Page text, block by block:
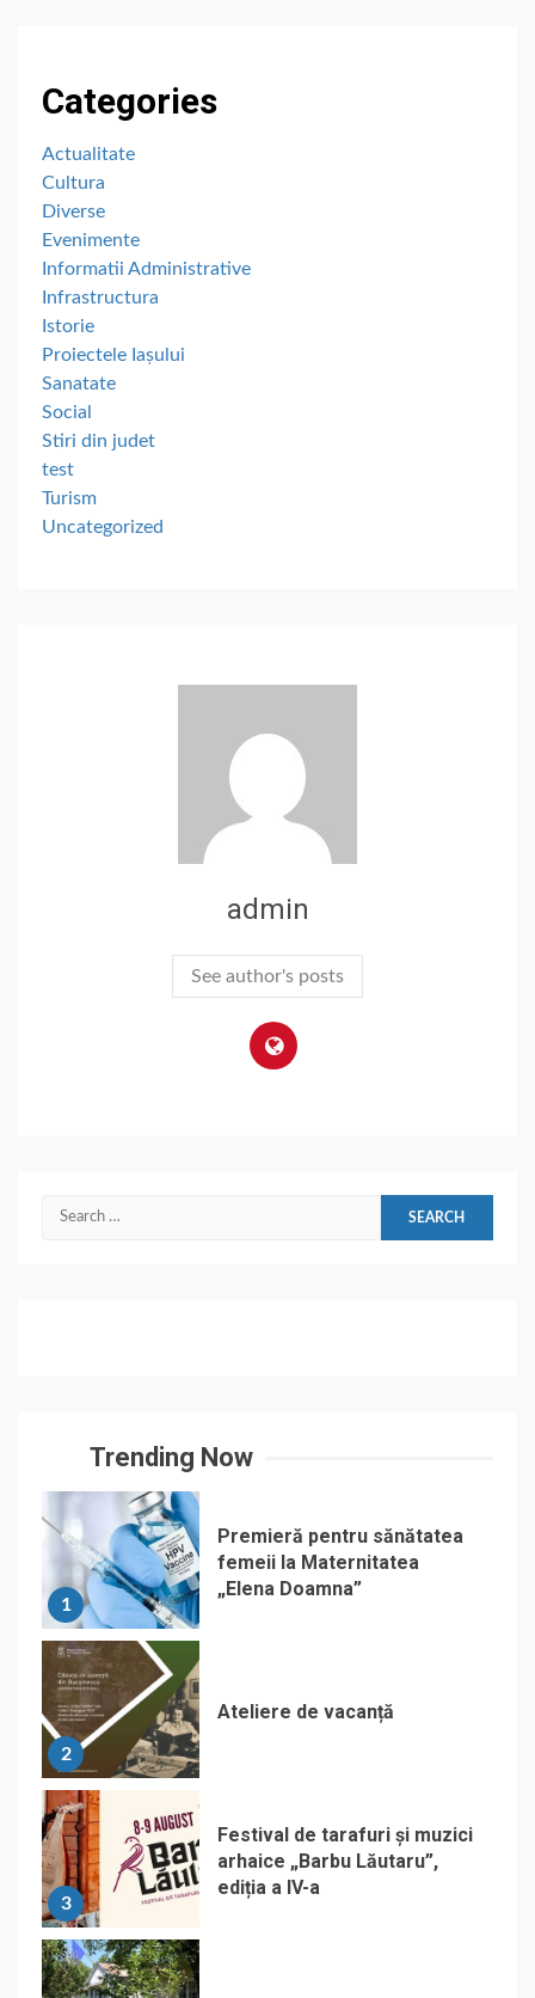
Categories
Actualitate
Cultura
Diverse
Evenimente
Informatii Administrative
Infrastructura
Istorie
Proiectele Iașului
Sanatate
Social
Stiri din judet
test
Turism
Uncategorized
admin
See author's posts
Search
Trending Now
1
Premieră pentru sănătatea
femeii la Maternitatea
„Elena Doamna”
2
Ateliere de vacanță
3
Festival de tarafuri și muzici
arhaice „Barbu Lăutaru”,
ediția a IV-a